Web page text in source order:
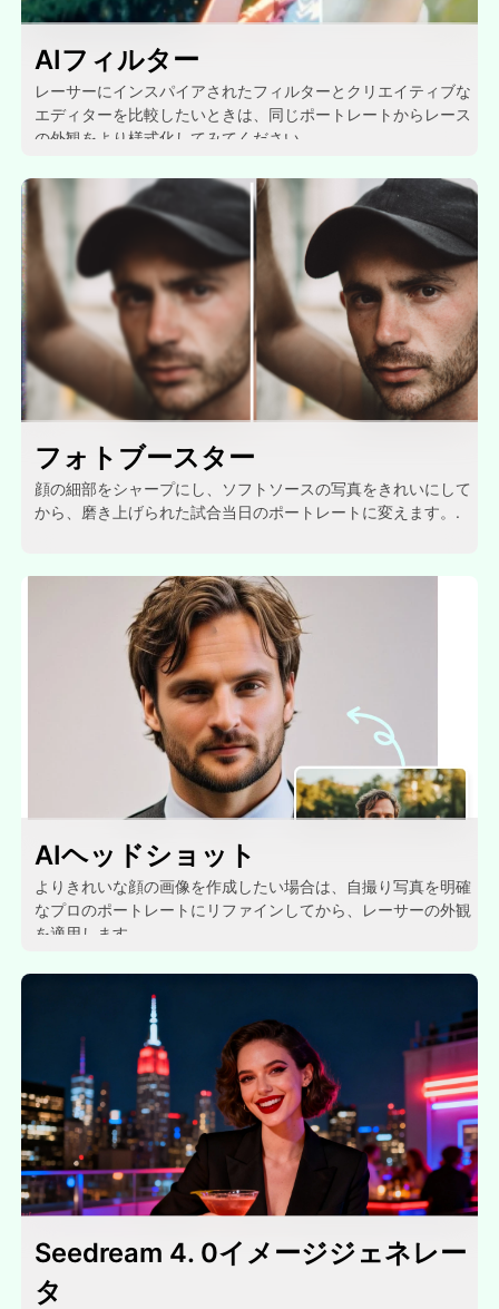
AIフィルター
レーサーにインスパイアされたフィルターとクリエイティブな
エディターを比較したいときは、同じポートレートからレース
の外観をより様式化してみてください。.
フォトブースター
顔の細部をシャープにし、ソフトソースの写真をきれいにして
から、磨き上げられた試合当日のポートレートに変えます。.
AIヘッドショット
よりきれいな顔の画像を作成したい場合は、自撮り写真を明確
なプロのポートレートにリファインしてから、レーサーの外観
を適用します。.
Seedream 4. 0イメージジェネレー
タ